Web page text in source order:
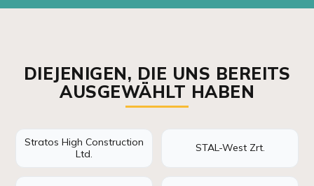
DIEJENIGEN, DIE UNS BEREITS
AUSGEWÄHLT HABEN
Stratos High Construction
Ltd.
STAL-West Zrt.